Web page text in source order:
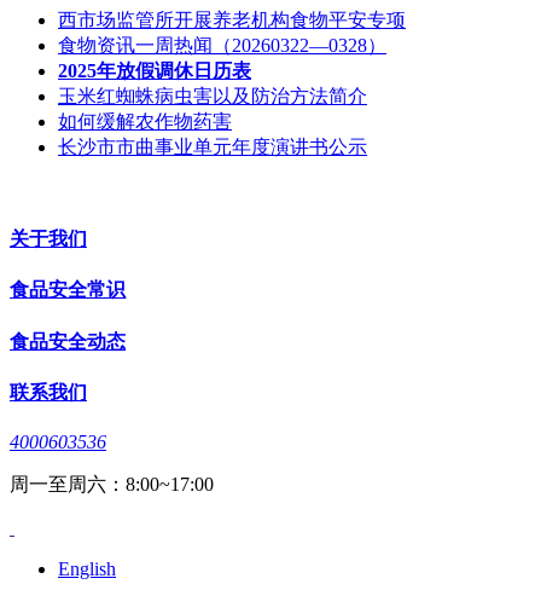
西市场监管所开展养老机构食物平安专项
食物资讯一周热闻（20260322—0328）
2025年放假调休日历表
玉米红蜘蛛病虫害以及防治方法简介
如何缓解农作物药害
长沙市市曲事业单元年度演讲书公示
关于我们
食品安全常识
食品安全动态
联系我们
4000603536
周一至周六：8:00~17:00
English